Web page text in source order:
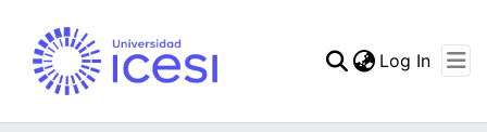
Log In